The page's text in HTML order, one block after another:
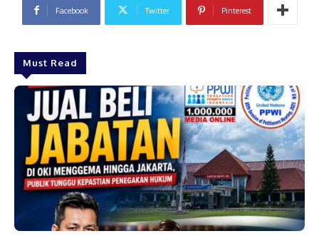
Facebook Twitter Pinterest
Must Read